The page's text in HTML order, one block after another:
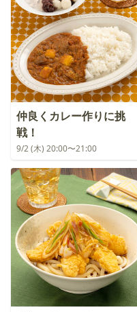
仲良くカレー作りに挑
戦！
9/2 (木) 20:00〜21:00